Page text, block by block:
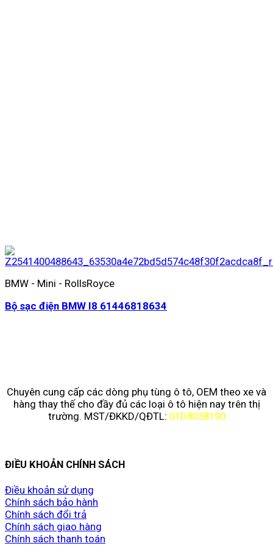
BMW - Mini - RollsRoyce
Bộ sạc điện BMW I8 61446818634
Chuyên cung cấp các dòng phụ tùng ô tô, OEM theo xe và
hàng thay thế cho đầy đủ các loại ô tô hiện nay trên thị
trường. MST/ĐKKD/QĐTL: 01D8038190
ĐIỀU KHOẢN CHÍNH SÁCH
Điều khoản sử dụng
Chính sách bảo hành
Chính sách đổi trả
Chính sách giao hàng
Chính sách thanh toán